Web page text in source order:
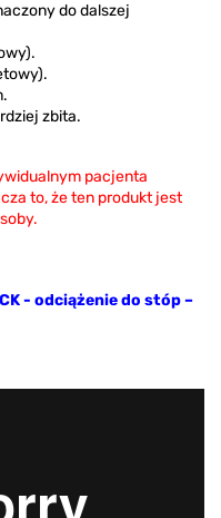
do dalszej
zbita.
pacjenta
to, że ten produkt jest
- odciążenie do stóp –